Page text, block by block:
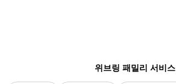
위브링 패밀리 서비스